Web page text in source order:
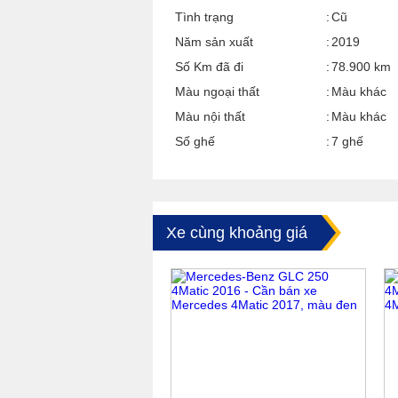
Tình trạng
Cũ
Năm sản xuất
2019
Số Km đã đi
78.900 km
Màu ngoại thất
Màu khác
Màu nội thất
Màu khác
Số ghế
7 ghế
Xe cùng khoảng giá